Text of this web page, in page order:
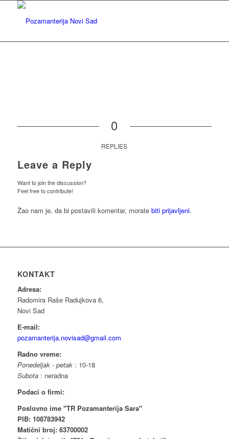
0
REPLIES
Leave a Reply
Want to join the discussion?
Feel free to contribute!
Žao nam je, da bi postavili komentar, morate biti prijavljeni.
KONTAKT
Adresa:
Radomira Raše Radujkova 6,
Novi Sad
E-mail:
pozamanterija.novisad@gmail.com
Radno vreme:
Ponedeljak - petak: 10-18
Subota: neradna
Podaci o firmi:
Poslovno ime "TR Pozamanterija Sara"
PIB: 108783942
Matični broj: 63700002